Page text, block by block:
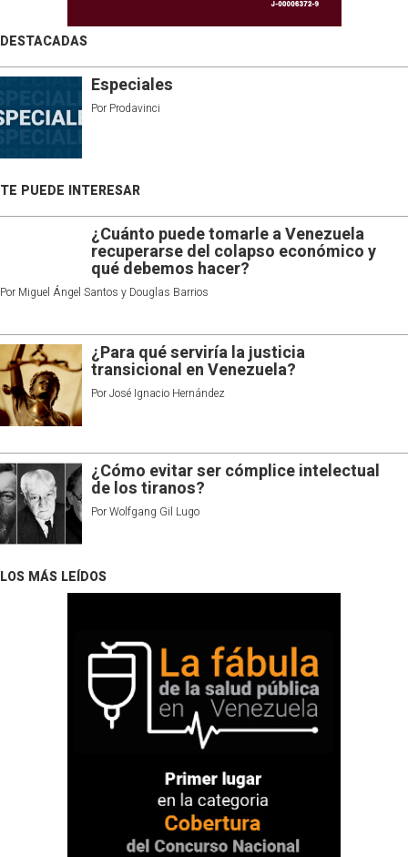
DESTACADAS
Especiales
Por Prodavinci
TE PUEDE INTERESAR
¿Cuánto puede tomarle a Venezuela
recuperarse del colapso económico y
qué debemos hacer?
Por Miguel Ángel Santos y Douglas Barrios
¿Para qué serviría la justicia
transicional en Venezuela?
PorJosé Ignacio Hernández
¿Cómo evitar ser cómplice intelectual
de los tiranos?
PorWolfgang Gil Lugo
LOS MÁS LEÍDOS